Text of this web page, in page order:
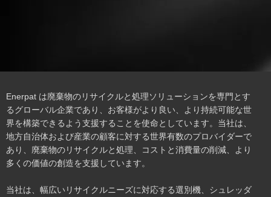
Enerpat は廃棄物のリサイクルと処理ソリューションを専門とす
るグローバル企業であり、お客様がより良い、より持続可能な世
界を構築できるよう支援することを使命としています。当社は、
地方自治体および産業の顧客に対する世界有数のプロバイダーで
あり、廃棄物のリサイクルと処理、コストと消費量の削減、より
多くの価値の創造を支援しています。
当社は、幅広いリサイクルニーズに対応する選別機、シュレッダ